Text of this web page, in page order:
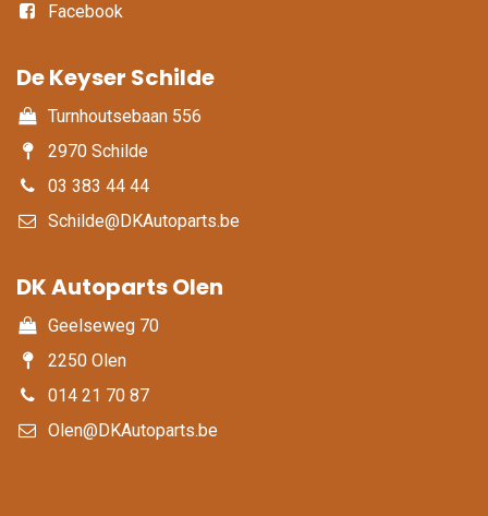
Facebook
De Keyser Schilde
Turnhoutsebaan 556
2970 Schilde
03 383 44 44
Schilde@DKAutoparts.be
DK Autoparts Olen​
Geelseweg 70
2250 Olen
014 21 70 87
Olen@DKAutoparts.be